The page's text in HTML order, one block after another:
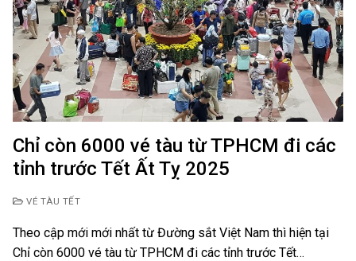
Chỉ còn 6000 vé tàu từ TPHCM đi các
tỉnh trước Tết Ất Tỵ 2025
VÉ TÀU TẾT
Theo cập mới mới nhất từ Đường sắt Việt Nam thì hiện tại
Chỉ còn 6000 vé tàu từ TPHCM đi các tỉnh trước Tết…